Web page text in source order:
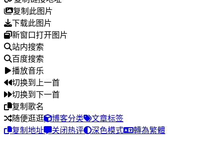
复制此图片
下载此图片
新窗口打开图片
站内搜索
百度搜索
播放音乐
切换到上一首
切换到下一首
复制歌名
随便逛逛
博客分类
文章标签
复制地址
关闭热评 深色模式 轉為繁體